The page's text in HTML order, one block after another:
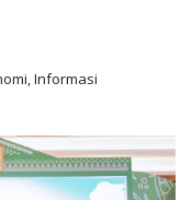
Informasi